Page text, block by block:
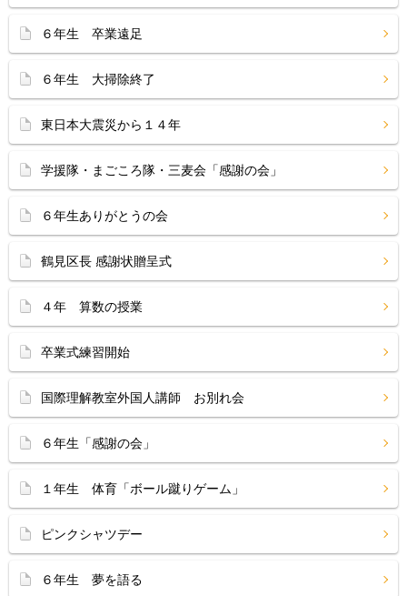
６年生 卒業遠足
６年生 大掃除終了
東日本大震災から１４年
学援隊・まごころ隊・三麦会「感謝の会」
６年生ありがとうの会
鶴見区長 感謝状贈呈式
４年 算数の授業
卒業式練習開始
国際理解教室外国人講師 お別れ会
６年生「感謝の会」
１年生 体育「ボール蹴りゲーム」
ピンクシャツデー
６年生 夢を語る